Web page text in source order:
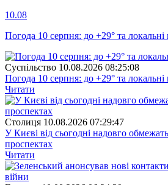
10.08
Погода 10 серпня: до +29° та локальні
Суспiльство 10.08.2026 08:25:08
Погода 10 серпня: до +29° та локальні
Читати
Столиця 10.08.2026 07:29:47
У Києві від сьогодні надовго
проспектах
Читати